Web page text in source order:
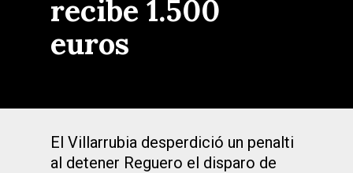
recibe 1.500
euros
El Villarrubia desperdició un penalti
al detener Reguero el disparo de